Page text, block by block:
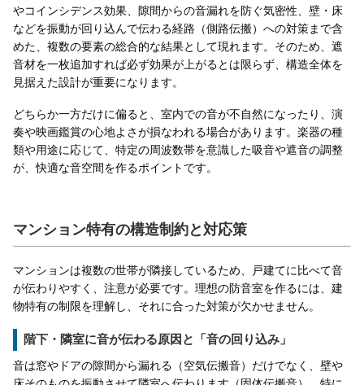
やコインシデンス効果、隙間からの音漏れを防ぐ気密性、壁・床
などを振動が回り込んで伝わる経路（側路伝搬）への対策まで含
めた、複数の要素の総合的な結果として現れます。そのため、遮
音材を一枚追加すれば必ず効果が上がるとは限らず、構造全体を
見据えた設計が重要になります。
どちらか一方だけに偏ると、室内での音が不自然になったり、演
奏や映画鑑賞の心地よさが損なわれる場合があります。楽器の種
類や用途に応じて、特定の周波数帯を意識した吸音や遮音の調整
が、快適な音空間を作るポイントです。
マンション特有の構造制約と対応策
マンションは複数の世帯が隣接しているため、戸建てに比べて音
が伝わりやすく、注意が必要です。理想の防音室を作るには、建
物特有の制限を理解し、それに合った対策が欠かせません。
階下・隣室に音が伝わる原因と「音の回り込み」
音は窓やドアの隙間から漏れる（空気伝搬音）だけでなく、壁や